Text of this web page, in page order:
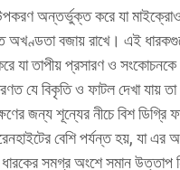
অন্তর্ভুক্ত করে যা
অখণ্ডতা বজায় রাখে। এই
যা তাপীয় প্রসারণ ও
যে বিকৃতি ও ফাটল দেখা যায়
জন্য শূন্যের নীচে বিশ ডিগ্রি
বেশি পর্যন্ত হয়, যা এর
সমগ্র অংশে সমান উত্তাপ